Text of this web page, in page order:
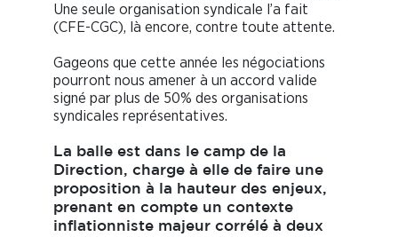
Une seule organisation syndicale l’a fait
(CFE-CGC), là encore, contre toute attente.
Gageons que cette année les négociations
pourront nous amener à un accord valide
signé par plus de 50% des organisations
syndicales représentatives.
La balle est dans le camp de la
Direction, charge à elle de faire une
proposition à la hauteur des enjeux,
prenant en compte un contexte
inflationniste majeur corrélé à deux